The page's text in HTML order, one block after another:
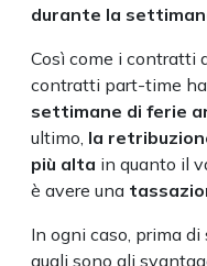
durante la
Così come i contratti
contratti part-time
settimane di ferie
ultimo, la
più alta in quanto il
è avere una
In ogni caso, prima
quali sono gli